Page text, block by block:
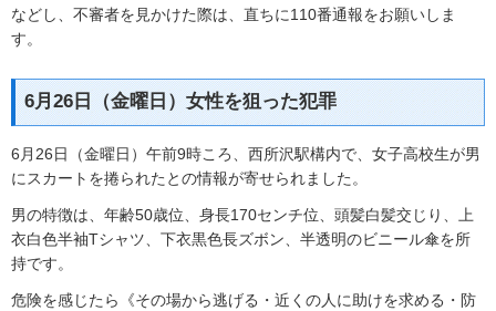
などし、不審者を見かけた際は、直ちに110番通報をお願いしま
す。
6月26日（金曜日）女性を狙った犯罪
6月26日（金曜日）午前9時ころ、西所沢駅構内で、女子高校生が男
にスカートを捲られたとの情報が寄せられました。
男の特徴は、年齢50歳位、身長170センチ位、頭髪白髪交じり、上
衣白色半袖Tシャツ、下衣黒色長ズボン、半透明のビニール傘を所
持です。
危険を感じたら《その場から逃げる・近くの人に助けを求める・防